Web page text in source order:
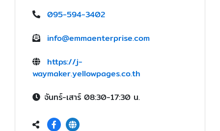
095-594-3402
info@emmaenterprise.com
https://j-
waymaker.yellowpages.co.th
จันทร์-เสาร์ 08:30-17:30 น.